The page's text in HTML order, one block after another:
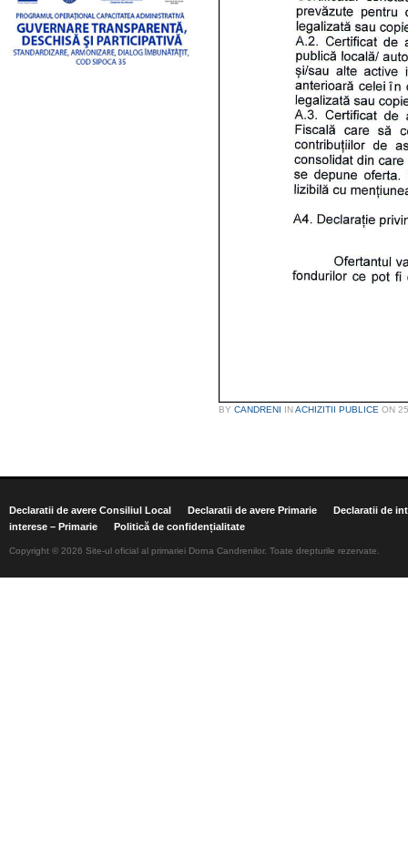
BY CANDRENI INACHIZITII PUBLICE ON
Declaratii de avere Consiliul Local Declaratii de avere Primarie
Declaratii de
interese – Primarie
Politică de confidențialitate
Copyright © 2026 Site-ul oficial al primariei Dorna Candrenilor. Toate drepturile rezervate.